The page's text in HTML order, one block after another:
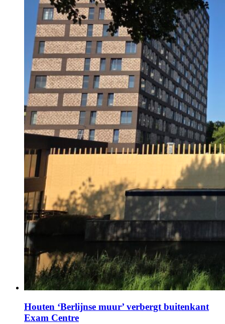
Houten ‘Berlijnse muur’ verbergt buitenkant
Exam Centre